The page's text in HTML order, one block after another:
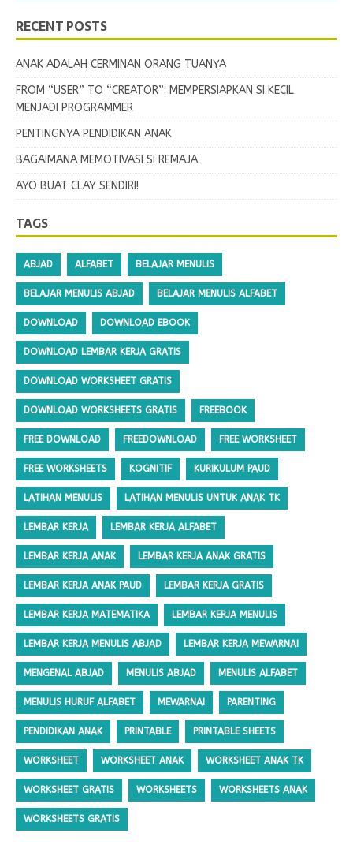
RECENT POSTS
ANAK ADALAH CERMINAN ORANG TUANYA
FROM “USER” TO “CREATOR”: MEMPERSIAPKAN SI KECIL
MENJADI PROGRAMMER
PENTINGNYA PENDIDIKAN ANAK
BAGAIMANA MEMOTIVASI SI REMAJA
AYO BUAT CLAY SENDIRI!
TAGS
ABJAD ALFABET BELAJAR MENULIS
BELAJAR MENULIS ABJAD BELAJAR MENULIS ALFABET
DOWNLOAD DOWNLOAD EBOOK
DOWNLOAD LEMBAR KERJA GRATIS
DOWNLOAD WORKSHEET GRATIS
DOWNLOAD WORKSHEETS GRATIS FREEBOOK
FREE DOWNLOAD FREEDOWNLOAD FREE WORKSHEET
FREE WORKSHEETS KOGNITIF KURIKULUM PAUD
LATIHAN MENULIS LATIHAN MENULIS UNTUK ANAK TK
LEMBAR KERJA LEMBAR KERJA ALFABET
LEMBAR KERJA ANAK LEMBAR KERJA ANAK GRATIS
LEMBAR KERJA ANAK PAUD LEMBAR KERJA GRATIS
LEMBAR KERJA MATEMATIKA LEMBAR KERJA MENULIS
LEMBAR KERJA MENULIS ABJAD LEMBAR KERJA MEWARNAI
MENGENAL ABJAD MENULIS ABJAD MENULIS ALFABET
MENULIS HURUF ALFABET MEWARNAI PARENTING
PENDIDIKAN ANAK PRINTABLE PRINTABLE SHEETS
WORKSHEET WORKSHEET ANAK WORKSHEET ANAK TK
WORKSHEET GRATIS WORKSHEETS WORKSHEETS ANAK
WORKSHEETS GRATIS